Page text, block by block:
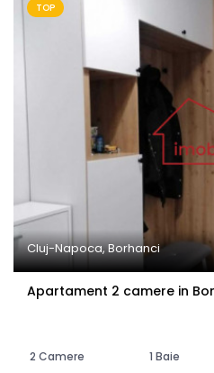
TOP
Cluj-Napoca, Borhanci
Apartament 2 camere in
2 Camere 1 Baie